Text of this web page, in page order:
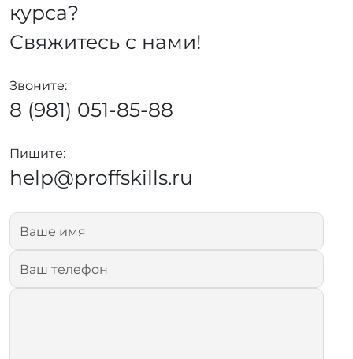
курса?
Свяжитесь с нами!
Звоните:
8 (981) 051-85-88
Пишите:
help@proffskills.ru